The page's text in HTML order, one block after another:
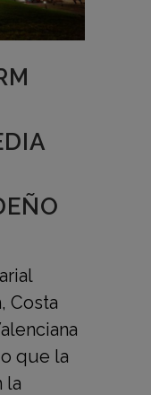
Costa
que la
la